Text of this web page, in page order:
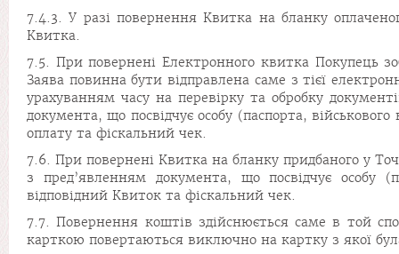
7.4.3. У разі повернення Квитка на бланку
Квитка.
7.5. При повернені Електронного квитка Покупець
Заява повинна бути відправлена саме з тієї
урахуванням часу на перевірку та обробку
документа, що посвідчує особу (паспорта,
оплату та фіскальний чек.
7.6. При повернені Квитка на бланку придбаного у
з пред’явленням документа, що посвідчує особу
відповідний Квиток та фіскальний чек.
7.7. Повернення коштів здійснюється саме в той
карткою повертаються виключно на картку з якої